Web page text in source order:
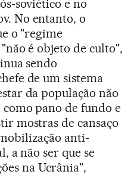
soviético e no
No entanto, o
o "regime
é objeto de culto",
sendo
de um sistema
da população não
pano de fundo e
mostras de cansaço
anti-
a não ser que se
na Ucrânia",